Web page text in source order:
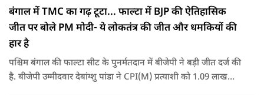
बंगाल में TMC का गढ़ टूटा... फाल्टा में BJP की ऐतिहासिक
जीत पर बोले PM मोदी- ये लोकतंत्र की जीत और धमकियों की
हार है
पश्चिम बंगाल की फाल्टा सीट के पुनर्मतदान में बीजेपी ने बड़ी जीत दर्ज की
है. बीजेपी उम्मीदवार देबांग्शु पांडा ने CPI(M) प्रत्याशी को 1.09 लाख